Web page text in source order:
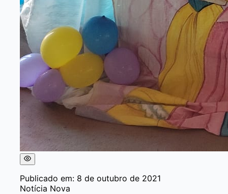
Publicado em: 8 de outubro de 2021
Notícia Nova